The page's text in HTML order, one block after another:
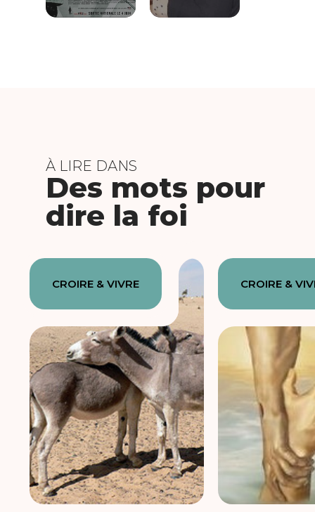
À LIRE DANS
Des mots pour
dire la foi
CROIRE & VIVRE CROIRE &